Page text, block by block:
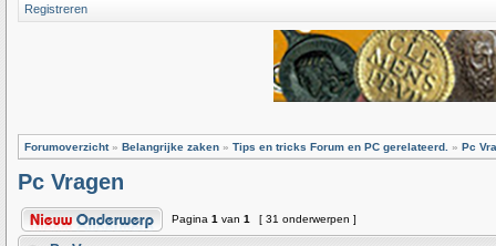
Registreren
Forumoverzicht» Belangrijke zaken » Tips en tricks Forum en PC gerelateerd. » Pc
Pc Vragen
Pagina 1 van 1 [ 31 onderwerpen ]